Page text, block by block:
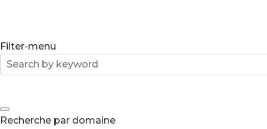
Filter-menu
Recherche par domaine